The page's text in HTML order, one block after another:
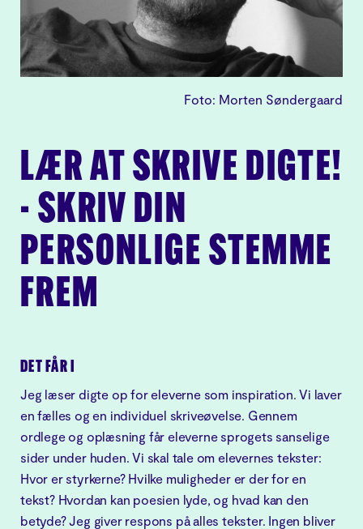
Foto: Morten Søndergaard
LÆR AT SKRIVE DIGTE!
- SKRIV DIN
PERSONLIGE STEMME
FREM
DET FÅR I
Jeg læser digte op for eleverne som inspiration. Vi laver
en fælles og en individuel skriveøvelse. Gennem
ordlege og oplæsning får eleverne sprogets sanselige
sider under huden. Vi skal tale om elevernes tekster:
Hvor er styrkerne? Hvilke muligheder er der for en
tekst? Hvordan kan poesien lyde, og hvad kan den
betyde? Jeg giver respons på alles tekster. Ingen bliver